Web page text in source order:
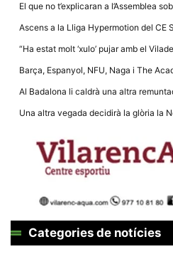
El que no t’explicaran a l’Assemblea
Ascens a la Lliga Hypermotion del CE
“Ha estat molt ‘xulo’ pujar amb el
Barça, Espanyol, NFU, Naga i The
Al Badalona li caldrà una altra
Una altra vegada decidirà la glòria la
Categories de notícies